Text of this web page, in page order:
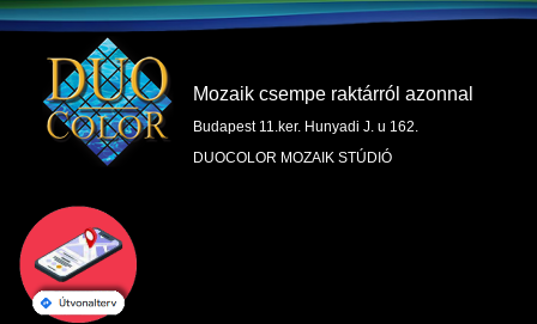
Mozaik csempe raktárról azonnal
Budapest 11.ker. Hunyadi J. u 162.
DUOCOLOR MOZAIK STÚDIÓ